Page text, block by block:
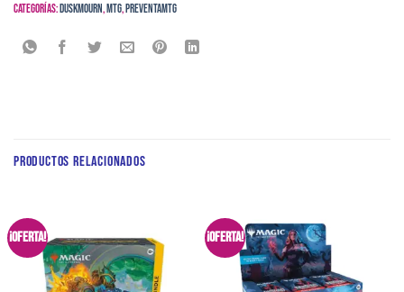
Categorías: Duskmourn,MTG, PreventaMTG
PRODUCTOS RELACIONADOS
¡Oferta! ¡Oferta!